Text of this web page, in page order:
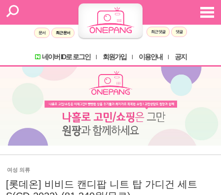
문서 최근 문서 최근 댓글 댓글
네이버 ID로 로그인 회원가입 이용안내 공지
여성 의류
[롯데온] 비비드 캔디팝 니트 탑 가디건 세트